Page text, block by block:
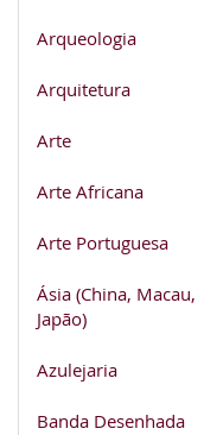
Arqueologia
Arquitetura
Arte
Arte Africana
Arte Portuguesa
Ásia (China, Macau,
Japão)
Azulejaria
Banda Desenhada